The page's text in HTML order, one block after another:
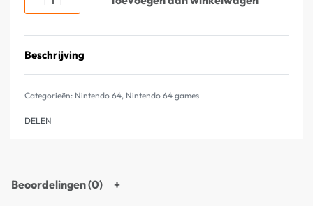
Beschrijving
Categorieën: Nintendo 64, Nintendo 64 games
DELEN
Beoordelingen (0)